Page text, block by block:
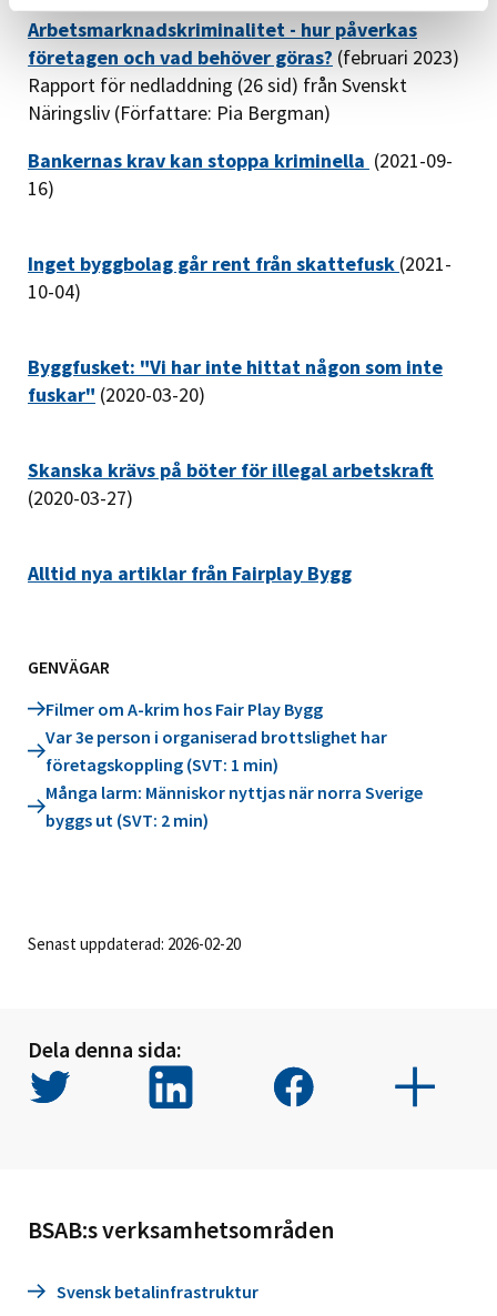
Arbetsmarknadskriminalitet - hur påverkas
företagen och vad behöver göras? (februari 2023)
Rapport för nedladdning (26 sid) från Svenskt
Näringsliv (Författare: Pia Bergman)
Bankernas krav kan stoppa kriminella (2021-09-
16)
Inget byggbolag går rent från skattefusk (2021-
10-04)
Byggfusket: "Vi har inte hittat någon som inte
fuskar" (2020-03-20)
Skanska krävs på böter för illegal arbetskraft
(2020-03-27)
Alltid nya artiklar från Fairplay Bygg
GENVÄGAR
Filmer om A-krim hos Fair Play Bygg
Var 3e person i organiserad brottslighet har
företagskoppling (SVT: 1 min)
Många larm: Människor nyttjas när norra Sverige
byggs ut (SVT: 2 min)
Senast uppdaterad: 2026-02-20
Dela denna sida:
BSAB:s verksamhetsområden
Svensk betalinfrastruktur